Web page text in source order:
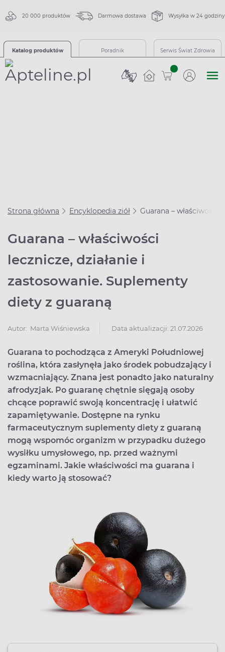
20 000 produktów Darmowa dostawa Wysyłka w 24 godziny
Katalog produktów Poradnik Serwis Świat Zdrowia
sztuk
Strona główna Encyklopedia ziół Guarana – właściwości
Guarana – właściwości
lecznicze, działanie i
zastosowanie. Suplementy
diety z guaraną
Autor: Marta Wiśniewska Data aktualizacji: 21.07.2026
Guarana to pochodząca z Ameryki Południowej
roślina, która zasłynęła jako środek pobudzający i
wzmacniający. Znana jest ponadto jako naturalny
afrodyzjak. Po guaranę chętnie sięgają osoby
chcące poprawić swoją koncentrację i ułatwić
zapamiętywanie. Dostępne na rynku
farmaceutycznym suplementy diety z guaraną
mogą wspomóc organizm w przypadku dużego
wysiłku umysłowego, np. przed ważnymi
egzaminami. Jakie właściwości ma guarana i
kiedy warto ją stosować?